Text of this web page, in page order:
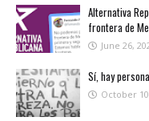
Alternativa
frontera de
June 26,
Sí, hay
October